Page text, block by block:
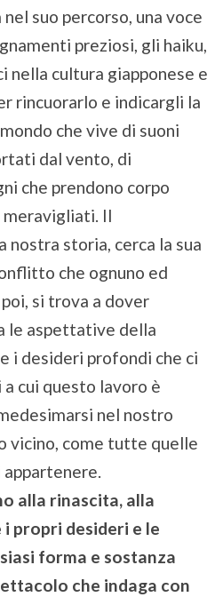
suo percorso, una voce
preziosi, gli haiku,
nella cultura giapponese e
rincuorarlo e indicargli la
che vive di suoni
dal vento, di
che prendono corpo
meravigliati. Il
storia, cerca la sua
che ognuno ed
si trova a dover
le aspettative della
i desideri profondi che ci
cui questo lavoro è
nel nostro
vicino, come tutte quelle
appartenere.
alla rinascita, alla
propri desideri e le
forma e sostanza
che indaga con